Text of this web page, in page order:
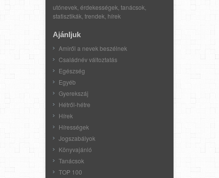
utónevek, érdekességek, tanácsok,
statisztikák, trendek, hírek
Ajánljuk
Amiről a nevek beszélnek
Családnév változtatás
Egészség
Egyéb
Gyerekszáj
Hétről-hétre
Hírek
Hírességek
Jogszabályok
Könyvajánló
Tanácsok
TOP 100